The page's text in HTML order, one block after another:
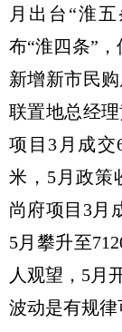
月出台“淮
布“淮四条”
新增新市民
联置地总经
项目3月成交
米，5月政策
尚府项目3月
5月攀升至
人观望，5月
波动是有规律